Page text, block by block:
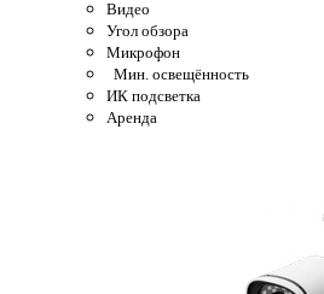
Видео
Угол обзора
Микрофон
Мин. освещённость
ИК подсветка
Аренда